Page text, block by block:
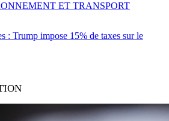
: Trump impose 15% de taxes sur le
ET TRANSPORT